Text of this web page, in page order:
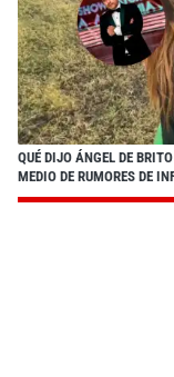
QUÉ DIJO ÁNGEL DE
MEDIO DE RUMORES DE